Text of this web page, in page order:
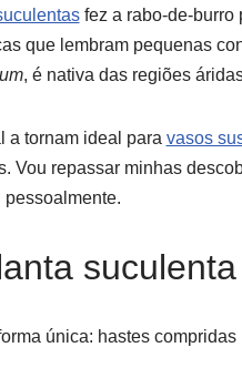
fez a rabo-de-burro
que lembram pequenas
, é nativa das regiões
a tornam ideal para vasos
Vou repassar minhas
única: hastes